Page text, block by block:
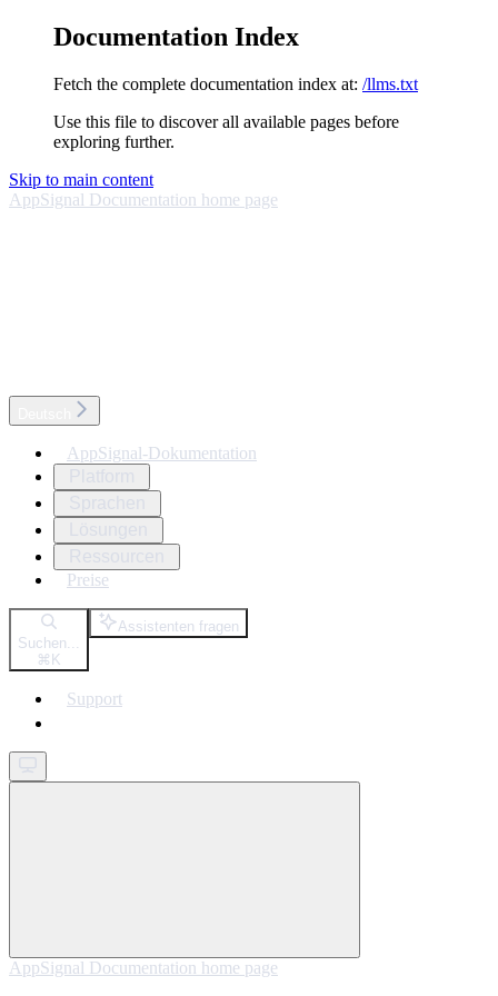
Documentation Index
Fetch the complete documentation index at: /llms.txt
Use this file to discover all available pages before
exploring further.
Skip to main content
AppSignal Documentation home page
AppSignal-Dokumentation
Preise
Suchen...
⌘ K
Assistenten fragen
Support
AppSignal Documentation home page